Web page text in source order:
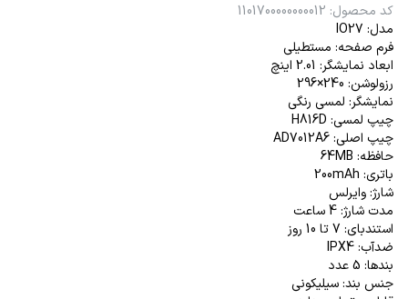
کد محصول:
1101700000000012
مدل: IO27
فرم صفحه: مستطیلی
ابعاد نمایشگر: 2.01 اینچ
رزولوشن: 240×296
نمایشگر: لمسی رنگی
چیپ لمسی: H816D
چیپ اصلی: AD7012A6
حافظه: 64MB
باتری: 200mAh
شارژ: وایرلس
مدت شارژ: 4 ساعت
استندبای: 7 تا 10 روز
ضدآب: IPX4
بندها: 5 عدد
جنس بند: سیلیکونی